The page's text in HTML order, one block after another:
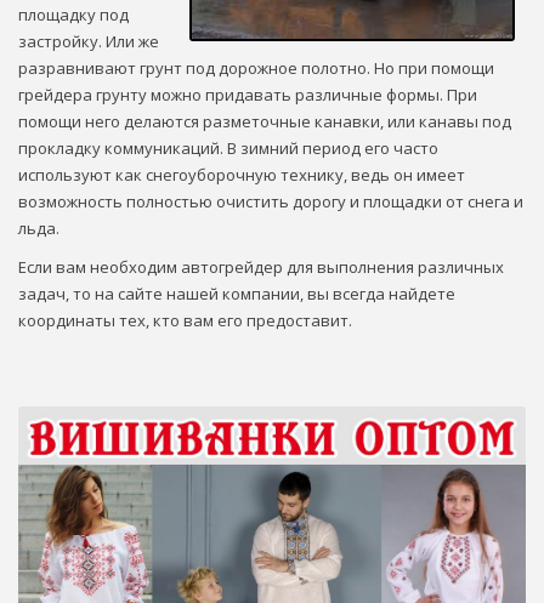
площадку под
застройку. Или же
разравнивают грунт под дорожное полотно. Но при помощи
грейдера грунту можно придавать различные формы. При
помощи него делаются разметочные канавки, или канавы под
прокладку коммуникаций. В зимний период его часто
используют как снегоуборочную технику, ведь он имеет
возможность полностью очистить дорогу и площадки от снега и
льда.
Если вам необходим автогрейдер для выполнения различных
задач, то на сайте нашей компании, вы всегда найдете
координаты тех, кто вам его предоставит.